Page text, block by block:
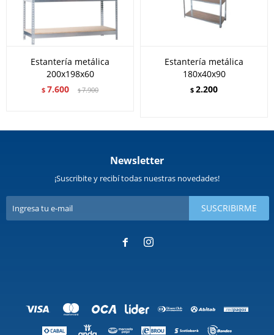
Estantería metálica
200x198x60
$ 7.600 $7.900
Estantería metálica
180x40x90
$ 2.200
Newsletter
¡Suscribite y recibí todas nuestras novedades!
SUSCRIBIRME
 